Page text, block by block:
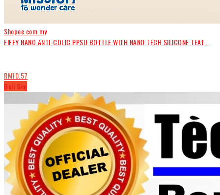
Shopee.com.my
FIFFY NANO ANTI-COLIC PPSU BOTTLE WITH NANO TECH SILICONE TEAT...
RM10.57
Beli Sini